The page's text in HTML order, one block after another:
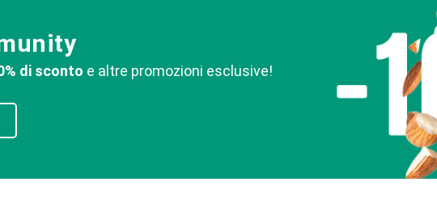
di sconto e altre promozioni esclusive!